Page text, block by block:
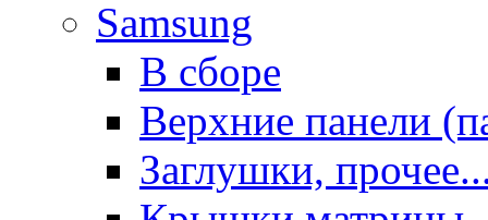
Samsung
В сборе
Верхние панели
Заглушки,